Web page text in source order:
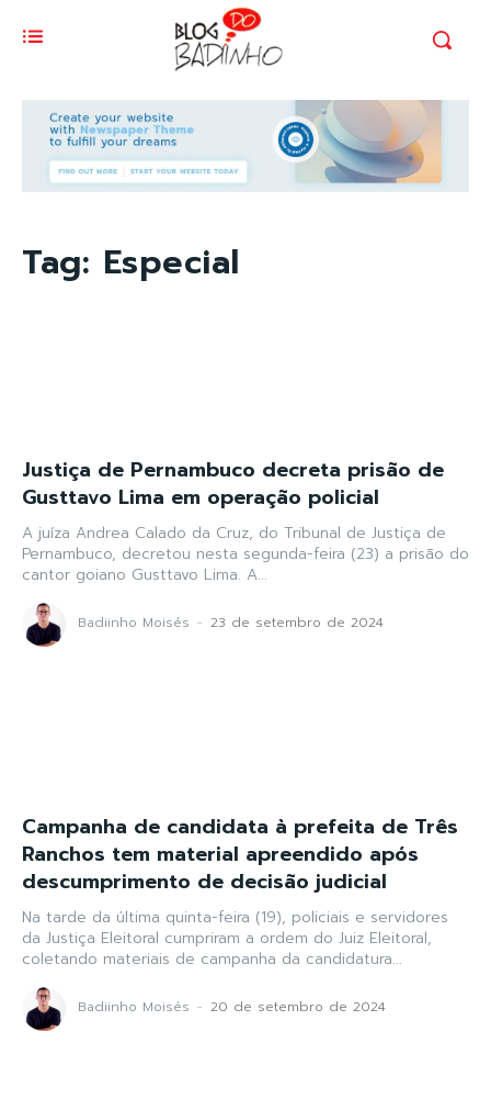
Tag: Especial
Justiça de Pernambuco decreta prisão de
Gusttavo Lima em operação policial
A juíza Andrea Calado da Cruz, do Tribunal de Justiça de
Pernambuco, decretou nesta segunda-feira (23) a prisão do
cantor goiano Gusttavo Lima. A...
Badiinho Moisés - 23 de setembro de 2024
Campanha de candidata à prefeita de Três
Ranchos tem material apreendido após
descumprimento de decisão judicial
Na tarde da última quinta-feira (19), policiais e servidores
da Justiça Eleitoral cumpriram a ordem do Juiz Eleitoral,
coletando materiais de campanha da candidatura...
Badiinho Moisés - 20 de setembro de 2024